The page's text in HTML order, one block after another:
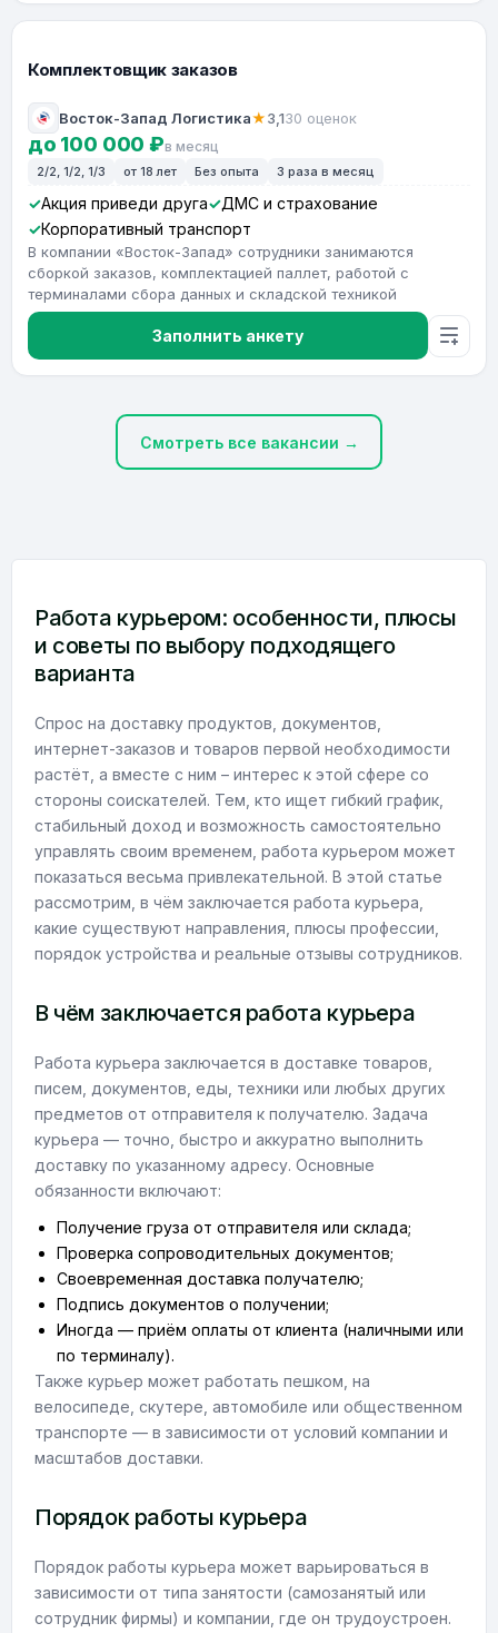
Комплектовщик заказов
Восток-Запад Логистика★3,130 оценок
до 100 000 ₽в месяц
2/2, 1/2, 1/3 от 18 лет Без опыта 3 раза в месяц
Акция приведи друга
ДМС и страхование
Корпоративный транспорт
В компании «Восток-Запад» сотрудники занимаются
сборкой заказов, комплектацией паллет, работой с
терминалами сбора данных и складской техникой
Заполнить анкету
Смотреть все вакансии →
Работа курьером: особенности, плюсы
и советы по выбору подходящего
варианта
Спрос на доставку продуктов, документов,
интернет-заказов и товаров первой необходимости
растёт, а вместе с ним – интерес к этой сфере со
стороны соискателей. Тем, кто ищет гибкий график,
стабильный доход и возможность самостоятельно
управлять своим временем, работа курьером может
показаться весьма привлекательной. В этой статье
рассмотрим, в чём заключается работа курьера,
какие существуют направления, плюсы профессии,
порядок устройства и реальные отзывы сотрудников.
В чём заключается работа курьера
Работа курьера заключается в доставке товаров,
писем, документов, еды, техники или любых других
предметов от отправителя к получателю. Задача
курьера — точно, быстро и аккуратно выполнить
доставку по указанному адресу. Основные
обязанности включают:
Получение груза от отправителя или склада;
Проверка сопроводительных документов;
Своевременная доставка получателю;
Подпись документов о получении;
Иногда — приём оплаты от клиента (наличными или
по терминалу).
Также курьер может работать пешком, на
велосипеде, скутере, автомобиле или общественном
транспорте — в зависимости от условий компании и
масштабов доставки.
Порядок работы курьера
Порядок работы курьера может варьироваться в
зависимости от типа занятости (самозанятый или
сотрудник фирмы) и компании, где он трудоустроен.